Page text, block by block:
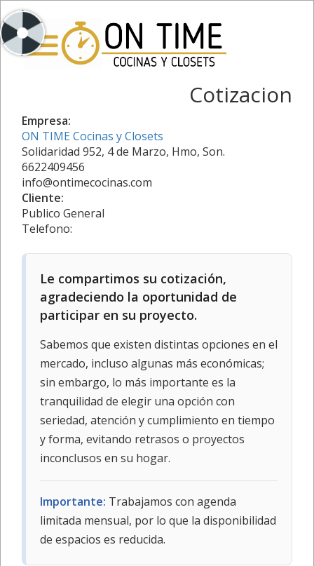
Cotizacion
Empresa:
ON TIME Cocinas y Closets
Solidaridad 952, 4 de Marzo, Hmo, Son.
6622409456
info@ontimecocinas.com
Cliente:
Publico General
Telefono:
Le compartimos su cotización,
agradeciendo la oportunidad de
participar en su proyecto.
Sabemos que existen distintas opciones en el
mercado, incluso algunas más económicas;
sin embargo, lo más importante es la
tranquilidad de elegir una opción con
seriedad, atención y cumplimiento en tiempo
y forma, evitando retrasos o proyectos
inconclusos en su hogar.
Importante: Trabajamos con agenda
limitada mensual, por lo que la disponibilidad
de espacios es reducida.